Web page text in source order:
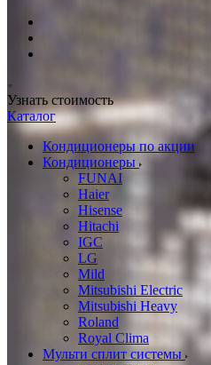
Узнать стоимость
Каталог
Кондиционеры по акции
Кондиционеры
FUNAI
Haier
Hisense
Hitachi
IGC
LG
Mild
Mitsubishi Electric
Mitsubishi Heavy
Roland
Royal Clima
Мульти сплит системы